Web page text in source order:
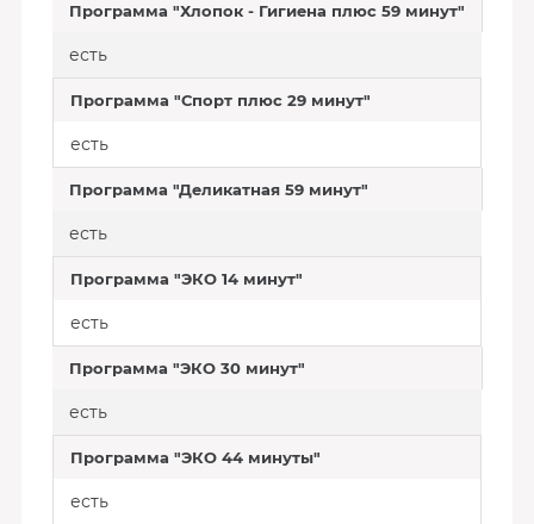
Программа "Хлопок - Гигиена плюс 59 минут"
есть
Программа "Спорт плюс 29 минут"
есть
Программа "Деликатная 59 минут"
есть
Программа "ЭКО 14 минут"
есть
Программа "ЭКО 30 минут"
есть
Программа "ЭКО 44 минуты"
есть